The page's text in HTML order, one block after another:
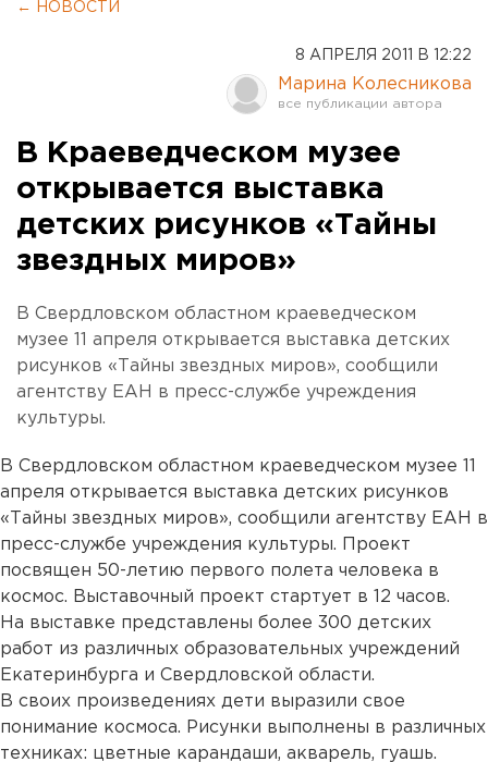
← НОВОСТИ
8 АПРЕЛЯ 2011 В 12:22
Марина Колесникова
В Краеведческом музее
открывается выставка
детских рисунков «Тайны
звездных миров»
В Свердловском областном краеведческом
музее 11 апреля открывается выставка детских
рисунков «Тайны звездных миров», сообщили
агентству ЕАН в пресс-службе учреждения
культуры.
В Свердловском областном краеведческом музее 11
апреля открывается выставка детских рисунков
«Тайны звездных миров», сообщили агентству ЕАН в
пресс-службе учреждения культуры. Проект
посвящен 50-летию первого полета человека в
космос. Выставочный проект стартует в 12 часов.
На выставке представлены более 300 детских
работ из различных образовательных учреждений
Екатеринбурга и Свердловской области.
В своих произведениях дети выразили свое
понимание космоса. Рисунки выполнены в различных
техниках: цветные карандаши, акварель, гуашь.